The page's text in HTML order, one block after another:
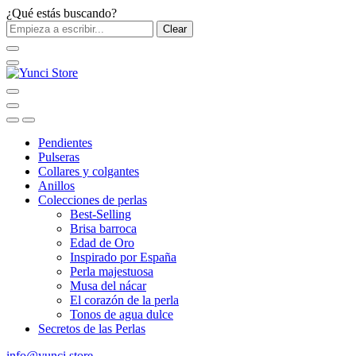
¿Qué estás buscando?
Clear
Pendientes
Pulseras
Collares y colgantes
Anillos
Colecciones de perlas
Best-Selling
Brisa barroca
Edad de Oro
Inspirado por España
Perla majestuosa
Musa del nácar
El corazón de la perla
Tonos de agua dulce
Secretos de las Perlas